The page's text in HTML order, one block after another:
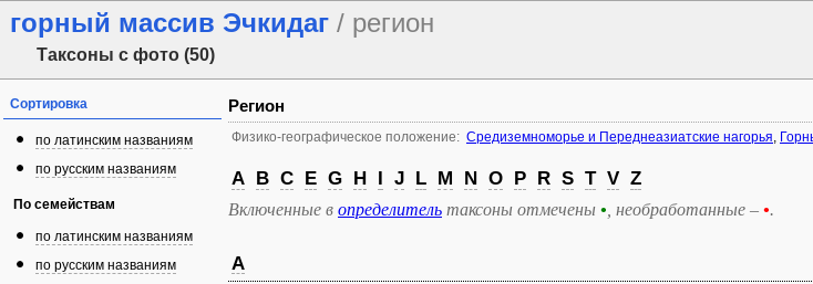
горный массив Эчкидаг / регион
Таксоны с фото (50)
Сортировка
по латинским названиям
по русским названиям
По семействам
по латинским названиям
по русским названиям
Регион
Физико-географическое положение: Средиземноморье и Переднеазиатские нагорья,
A B C E G H I J L M N O P R S T V Z
Включенные в определитель таксоны отмечены • , необработанные – •.
A